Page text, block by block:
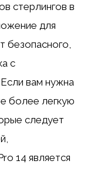
стерлингов в
для
безопасного,
с
вам нужна
более легкую
следует
14 является